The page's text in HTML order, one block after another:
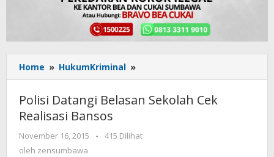
Home » HukumKriminal »
Datangi
Belasan
Sekolah
Realisasi
Polisi Datangi Belasan Sekolah Cek
Realisasi Bansos
November 16, 2015
oleh
-
415 Dilihat
oleh zensumbawa